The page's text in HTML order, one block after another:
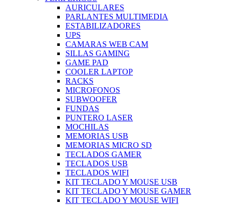
AURICULARES
PARLANTES MULTIMEDIA
ESTABILIZADORES
UPS
CAMARAS WEB CAM
SILLAS GAMING
GAME PAD
COOLER LAPTOP
RACKS
MICROFONOS
SUBWOOFER
FUNDAS
PUNTERO LASER
MOCHILAS
MEMORIAS USB
MEMORIAS MICRO SD
TECLADOS GAMER
TECLADOS USB
TECLADOS WIFI
KIT TECLADO Y MOUSE USB
KIT TECLADO Y MOUSE GAMER
KIT TECLADO Y MOUSE WIFI